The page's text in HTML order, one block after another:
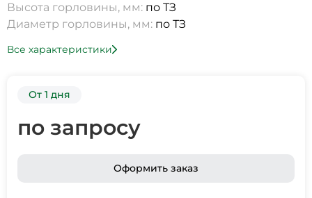
Высота горловины, мм: по ТЗ
Диаметр горловины, мм: по ТЗ
Все характеристики
От 1 дня
по запросу
Оформить заказ